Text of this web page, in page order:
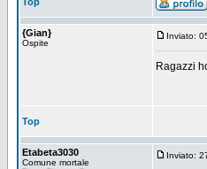
{Gian}
Ospite
Inviato:
Ragazzi
Top
Etabeta3030
Comune mortale
Inviato: